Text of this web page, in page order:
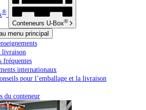
®
Conteneurs U-Box®
menu principal
livraison
fréquentes
internationaux
pour l’emballage et la livraison
du conteneur